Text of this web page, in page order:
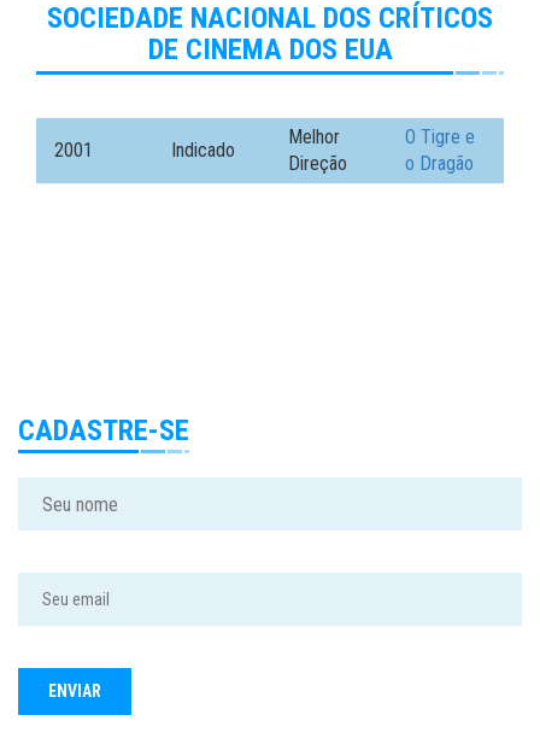
SOCIEDADE NACIONAL DOS CRÍTICOS
DE CINEMA DOS EUA
2001 Indicado
Melhor
Direção
O Tigre e
o Dragão
CADASTRE-SE